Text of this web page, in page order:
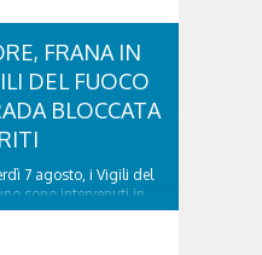
FRANA IN
DEL FUOCO
BLOCCATA
7 agosto, i Vigili del
sono intervenuti in
nel comune di Calalzo
rimasta bloccata